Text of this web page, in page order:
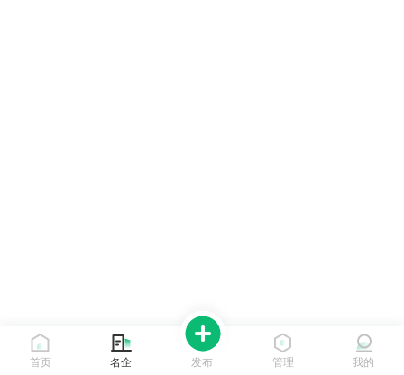
首页 名企 发布 管理 我的